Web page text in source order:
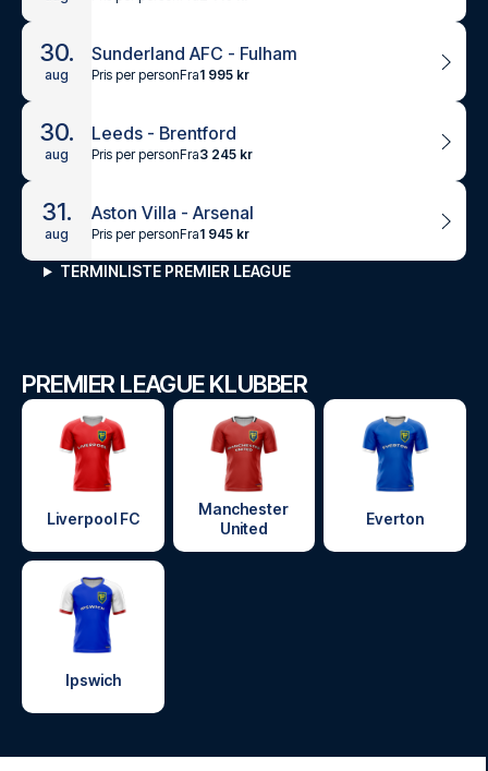
30.
aug
Sunderland AFC - Fulham
Pris per personFra1 995 kr
30.
aug
Leeds - Brentford
Pris per personFra3 245 kr
31.
aug
Aston Villa - Arsenal
Pris per personFra1 945 kr
TERMINLISTE PREMIER LEAGUE
PREMIER LEAGUE KLUBBER
Liverpool FC
Manchester
United
Everton
Ipswich